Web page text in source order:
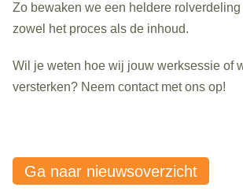
Zo bewaken we een heldere
zowel het proces als de inhoud.
Wil je weten hoe wij jouw werksessie of
versterken? Neem contact met ons op!
Ga naar nieuwsoverzicht